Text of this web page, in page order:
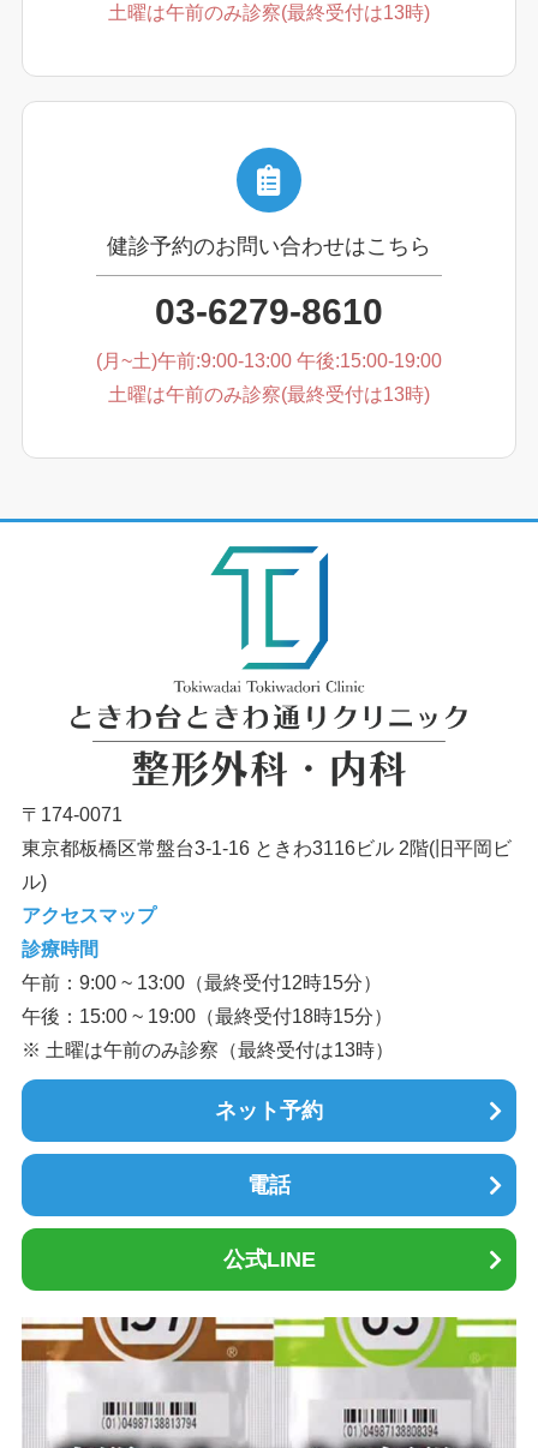
土曜は午前のみ診察(最終受付は13時)
健診予約のお問い合わせはこちら
03-6279-8610
(月~土)午前:9:00-13:00 午後:15:00-19:00
土曜は午前のみ診察(最終受付は13時)
〒174-0071
東京都板橋区常盤台3-1-16 ときわ3116ビル 2階(旧平岡ビ
ル)
アクセスマップ
診療時間
午前：9:00 ~ 13:00（最終受付12時15分）
午後：15:00 ~ 19:00（最終受付18時15分）
※ 土曜は午前のみ診察（最終受付は13時）
ネット予約
電話
公式LINE